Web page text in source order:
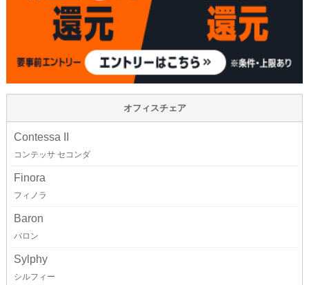
オフィスチェア
Contessa II
コンテッサ セコンダ
Finora
フィノラ
Baron
バロン
Sylphy
シルフィー